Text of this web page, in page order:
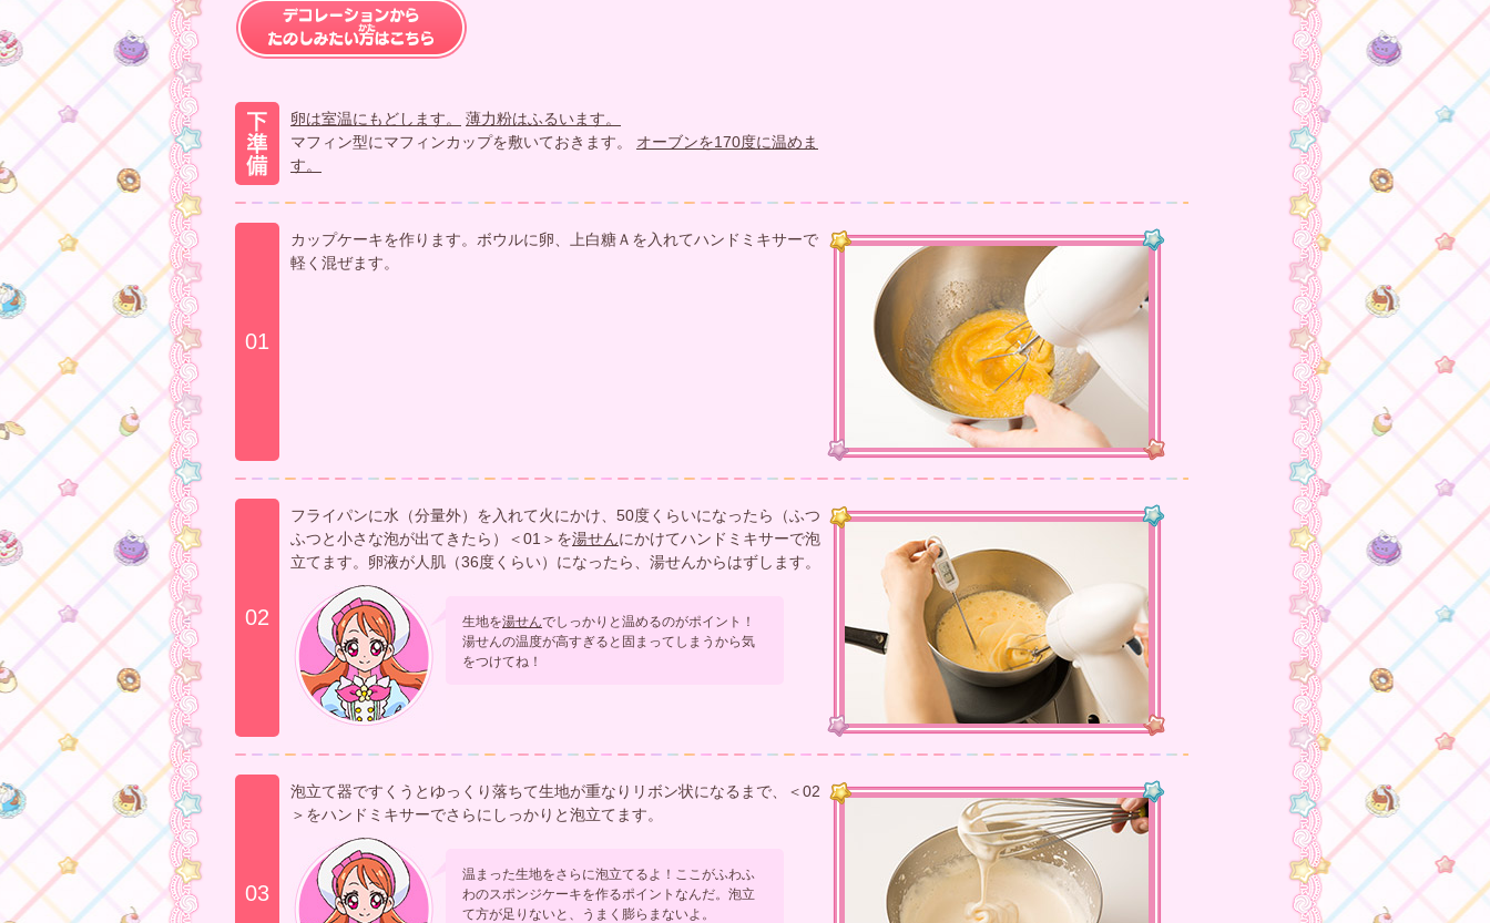
卵は室温にもどします。
薄力粉はふるいます。
マフィン型にマフィンカップを敷いておきます。 オーブンを170度に温めま
す。
01
カップケーキを作ります。ボウルに卵、上白糖Ａを入れてハンドミキサーで
軽く混ぜます。
02
フライパンに水（分量外）を入れて火にかけ、50度くらいになったら（ふつ
ふつと小さな泡が出てきたら）＜01＞を湯せんにかけてハンドミキサーで泡
立てます。卵液が人肌（36度くらい）になったら、湯せんからはずします。
生地を湯せんでしっかりと温めるのがポイント！
湯せんの温度が高すぎると固まってしまうから気
をつけてね！
03
泡立て器ですくうとゆっくり落ちて生地が重なりリボン状になるまで、＜02
＞をハンドミキサーでさらにしっかりと泡立てます。
温まった生地をさらに泡立てるよ！ここがふわふ
わのスポンジケーキを作るポイントなんだ。泡立
て方が足りないと、うまく膨らまないよ。